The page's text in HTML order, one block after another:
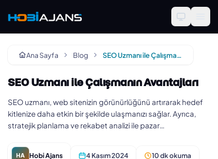
Ana Sayfa Blog SEO Uzmanı ile Çalışmanın Avantajları
SEO Uzmanı ile Çalışmanın Avantajları
SEO uzmanı, web sitenizin görünürlüğünü artırarak hedef
kitlenize daha etkin bir şekilde ulaşmanızı sağlar. Ayrıca,
stratejik planlama ve rekabet analizi ile pazar
HA Hobi Ajans 4 Kasım 2024 10 dk okuma